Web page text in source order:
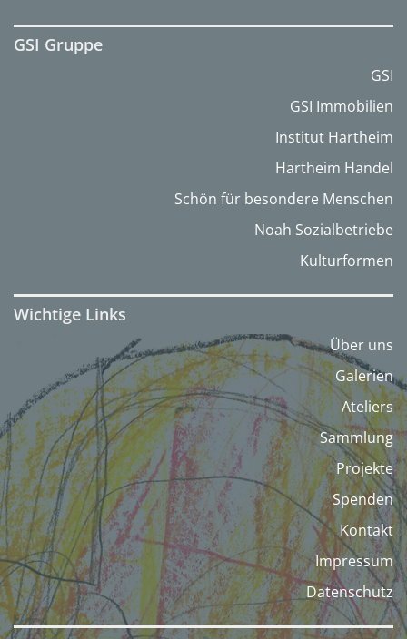
GSI Gruppe
GSI
GSI Immobilien
Institut Hartheim
Hartheim Handel
Schön für besondere Menschen
Noah Sozialbetriebe
Kulturformen
Wichtige Links
Über uns
Galerien
Ateliers
Sammlung
Projekte
Spenden
Kontakt
Impressum
Datenschutz